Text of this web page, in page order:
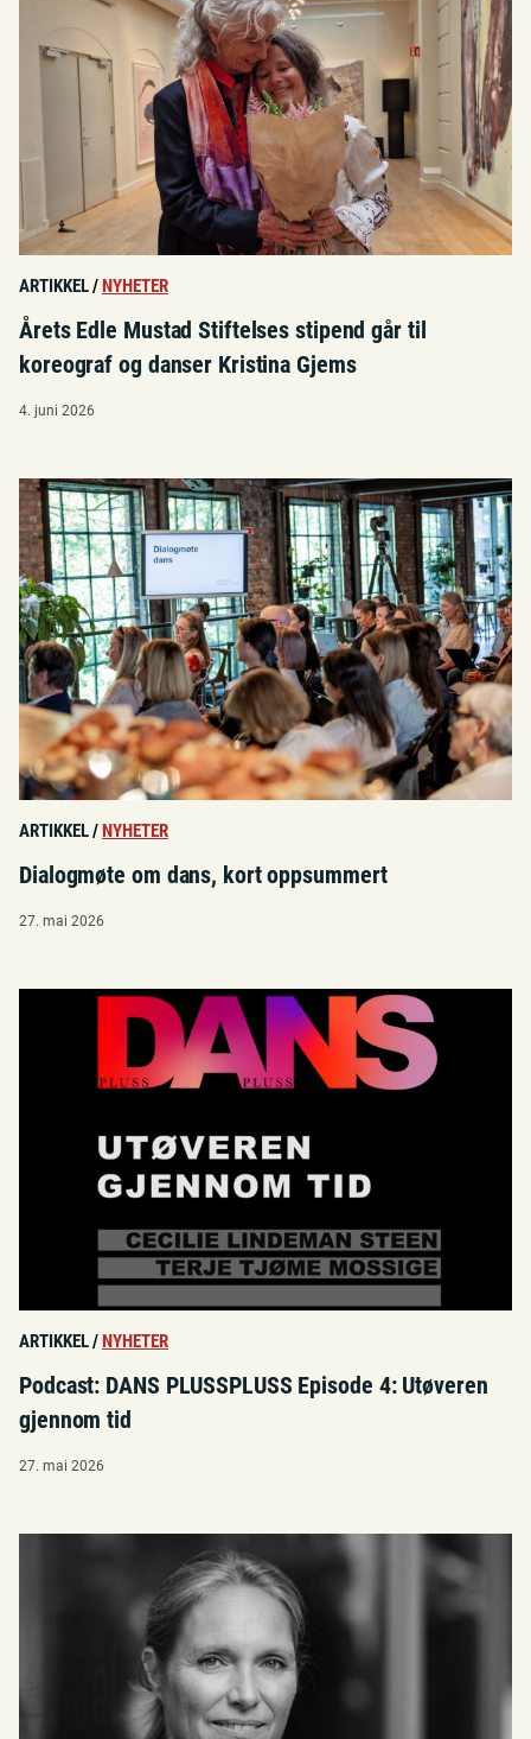
ARTIKKEL/NYHETER
Årets Edle Mustad Stiftelses stipend går til
koreograf og danser Kristina Gjems
4. juni 2026
ARTIKKEL/NYHETER
Dialogmøte om dans, kort oppsummert
27. mai 2026
ARTIKKEL/NYHETER
Podcast: DANS PLUSSPLUSS Episode 4: Utøveren
gjennom tid
27. mai 2026